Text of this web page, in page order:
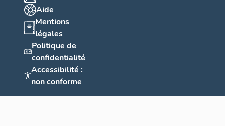
Aide
Mentions
légales
Politique de
confidentialité
Accessibilité :
non conforme